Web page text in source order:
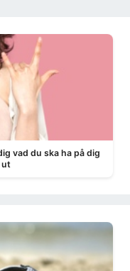
vad du ska ha på dig
ut